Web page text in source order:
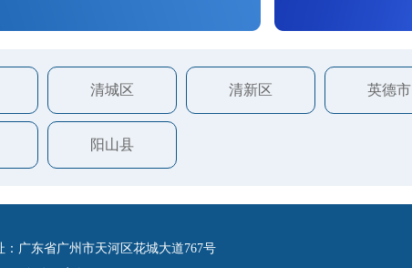
清城区 清新区 英德市
阳山县
广东省广州市天河区花城大道767号